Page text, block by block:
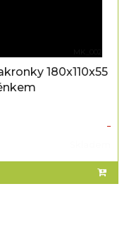
MK_002
180x110x55